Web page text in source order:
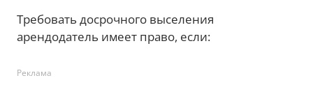
Требовать досрочного выселения
арендодатель имеет право, если:
Реклама